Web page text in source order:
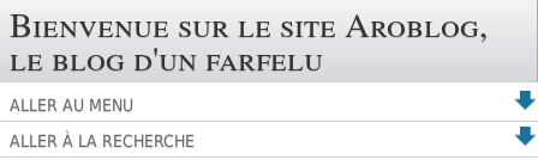
Bienvenue sur le site Aroblog,
le blog d'un farfelu
ALLER AU MENU
ALLER À LA RECHERCHE